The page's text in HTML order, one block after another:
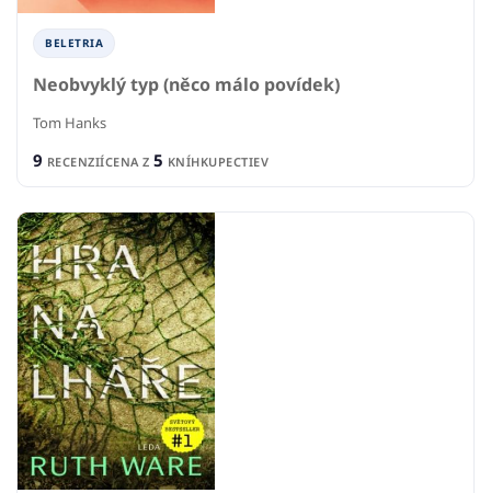
BELETRIA
Neobvyklý typ (něco málo povídek)
Tom Hanks
9 RECENZIÍCENA Z 5 KNÍHKUPECTIEV